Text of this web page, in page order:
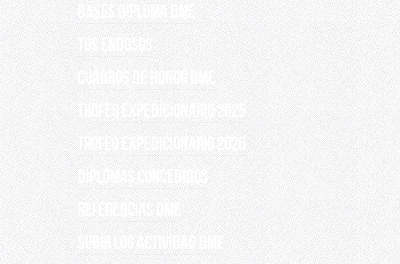
BASES DIPLOMA DME
TUS ENDOSOS
CUADROS DE HONOR DME
TROFEO EXPEDICIONARIO 2025
TROFEO EXPEDICIONARIO 2026
DIPLOMAS CONCEDIDOS
REFERENCIAS DME
SUBIR LOG ACTIVIDAD DME